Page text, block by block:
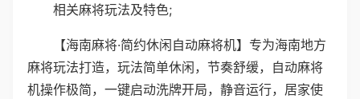
相关麻将玩法及特色;
【海南麻将·简约休闲自动麻将机】专为海南地方
麻将玩法打造，玩法简单休闲，节奏舒缓，自动麻将
机操作极简，一键启动洗牌开局，静音运行，居家使